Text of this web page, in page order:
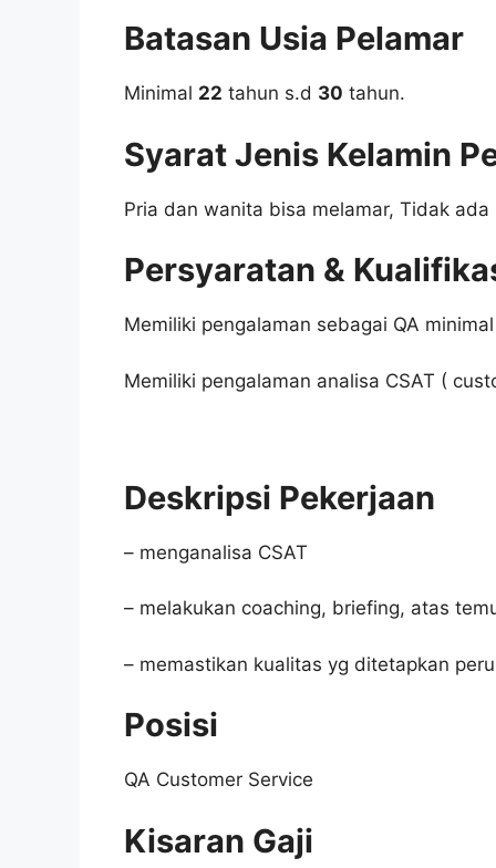
Batasan Usia Pelamar
Minimal 22 tahun s.d 30 tahun.
Syarat Jenis Kelamin
Pria dan wanita bisa melamar, Tidak
Persyaratan &
Memiliki pengalaman sebagai QA
Memiliki pengalaman analisa CSAT (
Deskripsi Pekerjaan
– menganalisa CSAT
– melakukan coaching, briefing, atas
– memastikan kualitas yg ditetapkan
Posisi
QA Customer Service
Kisaran Gaji